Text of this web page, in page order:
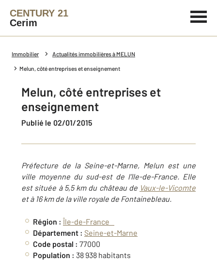
CENTURY 21
Cerim
Immobilier Actualités immobilières à MELUN
Melun, côté entreprises et enseignement
Melun, côté entreprises et
enseignement
Publié le 02/01/2015
Préfecture de la Seine-et-Marne, Melun est une
ville moyenne du sud-est de l’Ile-de-France. Elle
est située à 5,5 km du château de Vaux-le-Vicomte
et à 16 km de la ville royale de Fontainebleau.
Région : Île-de-France
Département : Seine-et-Marne
Code postal : 77000
Population : 38 938 habitants